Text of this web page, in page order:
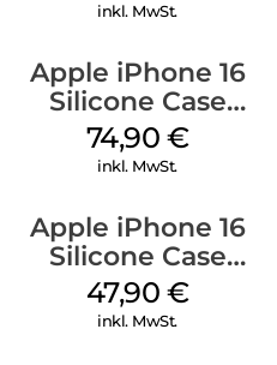
inkl. MwSt.
Apple iPhone 16
Silicone Case
MagSafe Lake
Green
74,90 €
inkl. MwSt.
Apple iPhone 16
Silicone Case
MagSafe Fuchsia
47,90 €
inkl. MwSt.